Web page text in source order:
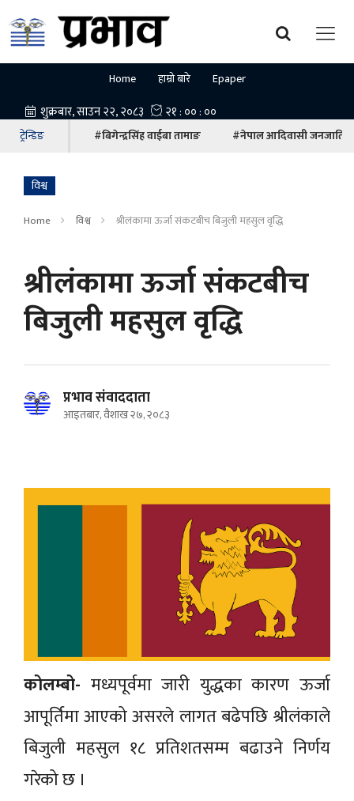
Home हाम्रो बारे Epaper
ट्रेन्डिङ #बिगेन्द्रसिंह वाईबा तामाङ #नेपाल आदिवासी जनजाति
विश्व
Home विश्व श्रीलंकामा ऊर्जा संकटबीच बिजुली महसुल वृद्धि
श्रीलंकामा ऊर्जा संकटबीच
बिजुली महसुल वृद्धि
प्रभाव संवाददाता
आइतबार, वैशाख २७, २०८३
कोलम्बो- मध्यपूर्वमा जारी युद्धका कारण ऊर्जा
आपूर्तिमा आएको असरले लागत बढेपछि श्रीलंकाले
बिजुली महसुल १८ प्रतिशतसम्म बढाउने निर्णय
गरेको छ ।